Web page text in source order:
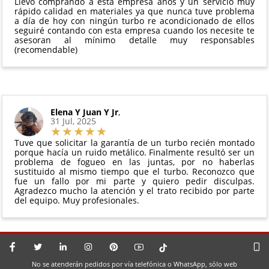
perfectas condiciones
rápido calidad en materiales ya que nunca tuve problema
a día de hoy con ningún turbo re acondicionado de ellos
seguiré contando con esta empresa cuando los necesite te
asesoran al mínimo detalle muy responsables
(recomendable)
Elena Y Juan Y Jr,
31 Jul, 2025
Tuve que solicitar la garantía de un turbo recién montado
porque hacía un ruido metálico. Finalmente resultó ser un
problema de fogueo en las juntas, por no haberlas
sustituido al mismo tiempo que el turbo. Reconozco que
fue un fallo por mi parte y quiero pedir disculpas.
Agradezco mucho la atención y el trato recibido por parte
del equipo. Muy profesionales.
No se atenderán pedidos por vía telefónica o WhatsApp, sólo web